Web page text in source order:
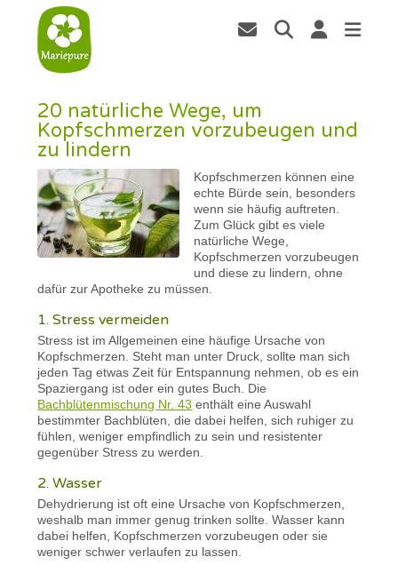
20 natürliche Wege, um
Kopfschmerzen vorzubeugen und
zu lindern
Kopfschmerzen können eine
echte Bürde sein, besonders
wenn sie häufig auftreten.
Zum Glück gibt es viele
natürliche Wege,
Kopfschmerzen vorzubeugen
und diese zu lindern, ohne
dafür zur Apotheke zu müssen.
1. Stress vermeiden
Stress ist im Allgemeinen eine häufige Ursache von
Kopfschmerzen. Steht man unter Druck, sollte man sich
jeden Tag etwas Zeit für Entspannung nehmen, ob es ein
Spaziergang ist oder ein gutes Buch. Die
Bachblütenmischung Nr. 43 enthält eine Auswahl
bestimmter Bachblüten, die dabei helfen, sich ruhiger zu
fühlen, weniger empfindlich zu sein und resistenter
gegenüber Stress zu werden.
2. Wasser
Dehydrierung ist oft eine Ursache von Kopfschmerzen,
weshalb man immer genug trinken sollte. Wasser kann
dabei helfen, Kopfschmerzen vorzubeugen oder sie
weniger schwer verlaufen zu lassen.